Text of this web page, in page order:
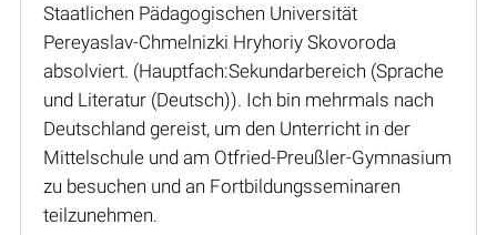
Staatlichen Pädagogischen Universität
Pereyaslav-Chmelnizki Hryhoriy Skovoroda
absolviert. (Hauptfach:Sekundarbereich (Sprache
und Literatur (Deutsch)). Ich bin mehrmals nach
Deutschland gereist, um den Unterricht in der
Mittelschule und am Otfried-Preußler-Gymnasium
zu besuchen und an Fortbildungsseminaren
teilzunehmen.